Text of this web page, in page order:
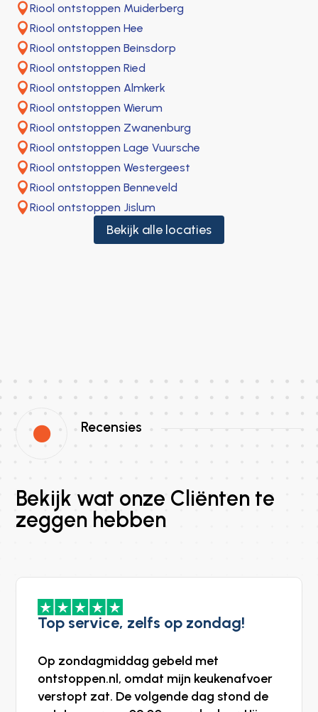
Riool ontstoppen Muiderberg
Riool ontstoppen Hee
Riool ontstoppen Beinsdorp
Riool ontstoppen Ried
Riool ontstoppen Almkerk
Riool ontstoppen Wierum
Riool ontstoppen Zwanenburg
Riool ontstoppen Lage Vuursche
Riool ontstoppen Westergeest
Riool ontstoppen Benneveld
Riool ontstoppen Jislum
Bekijk alle locaties
 Recensies
Bekijk wat onze Cliënten te
zeggen hebben
Top service, zelfs op zondag!
Op zondagmiddag gebeld met
ontstoppen.nl, omdat mijn keukenafvoer
verstopt zat. De volgende dag stond de